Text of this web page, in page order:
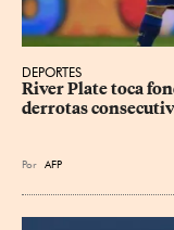
DEPORTES
River Plate toca
derrotas
Por AFP